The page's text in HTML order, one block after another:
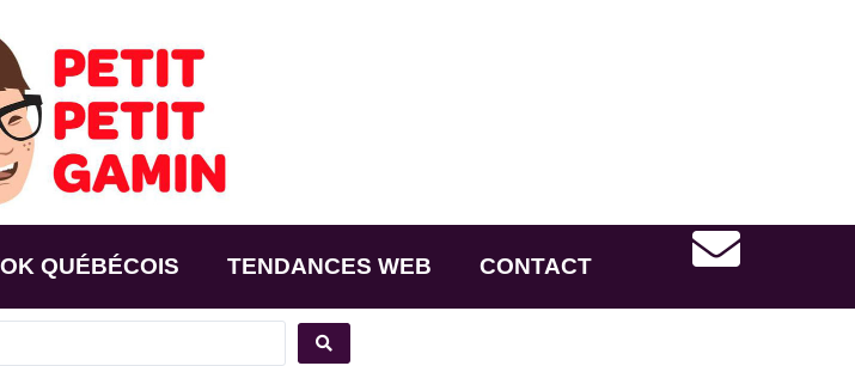
QUÉBÉCOIS TENDANCES WEB CONTACT